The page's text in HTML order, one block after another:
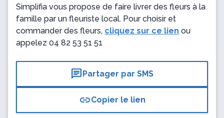
Simplifia vous propose de faire livrer des fleurs à la
famille par un fleuriste local. Pour choisir et
commander des fleurs, cliquez sur ce lien ou
appelez 04 82 53 51 51
chatPartager par SMS
linkCopier le lien